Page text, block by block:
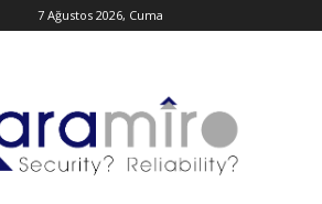
7 Ağustos 2026, Cuma